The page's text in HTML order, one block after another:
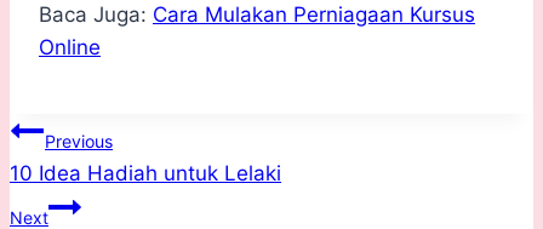
Baca Juga: Cara Mulakan Perniagaan Kursus
Online
Post
navigation
Previous
10 Idea Hadiah untuk Lelaki
Next